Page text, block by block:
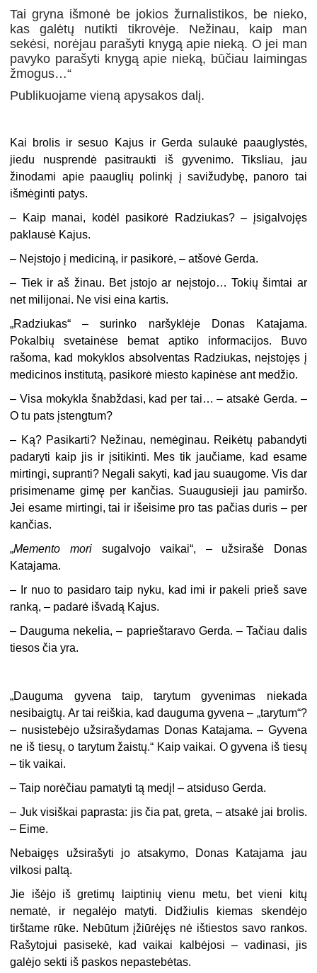
Tai gryna išmonė be jokios žurnalistikos, be nieko,
kas galėtų nutikti tikrovėje. Nežinau, kaip man
sekėsi, norėjau parašyti knygą apie nieką. O jei man
pavyko parašyti knygą apie nieką, būčiau laimingas
žmogus…“
Publikuojame vieną apysakos dalį.
Kai brolis ir sesuo Kajus ir Gerda sulaukė paauglystės,
jiedu nusprendė pasitraukti iš gyvenimo. Tiksliau, jau
žinodami apie paauglių polinkį į savižudybę, panoro tai
išmėginti patys.
– Kaip manai, kodėl pasikorė Radziukas? – įsigalvojęs
paklausė Kajus.
– Neįstojo į mediciną, ir pasikorė, – atšovė Gerda.
– Tiek ir aš žinau. Bet įstojo ar neįstojo… Tokių šimtai ar
net milijonai. Ne visi eina kartis.
„Radziukas“ – surinko naršyklėje Donas Katajama.
Pokalbių svetainėse bemat aptiko informacijos. Buvo
rašoma, kad mokyklos absolventas Radziukas, neįstojęs į
medicinos institutą, pasikorė miesto kapinėse ant medžio.
– Visa mokykla šnabždasi, kad per tai… – atsakė Gerda. –
O tu pats įstengtum?
– Ką? Pasikarti? Nežinau, nemėginau. Reikėtų pabandyti
padaryti kaip jis ir įsitikinti. Mes tik jaučiame, kad esame
mirtingi, supranti? Negali sakyti, kad jau suaugome. Vis dar
prisimename gimę per kančias. Suaugusieji jau pamiršo.
Jei esame mirtingi, tai ir išeisime pro tas pačias duris – per
kančias.
„Memento mori sugalvojo vaikai“, – užsirašė Donas
Katajama.
– Ir nuo to pasidaro taip nyku, kad imi ir pakeli prieš save
ranką, – padarė išvadą Kajus.
– Dauguma nekelia, – paprieštaravo Gerda. – Tačiau dalis
tiesos čia yra.
„Dauguma gyvena taip, tarytum gyvenimas niekada
nesibaigtų. Ar tai reiškia, kad dauguma gyvena – „tarytum“?
– nusistebėjo užsirašydamas Donas Katajama. – Gyvena
ne iš tiesų, o tarytum žaistų.“ Kaip vaikai. O gyvena iš tiesų
– tik vaikai.
– Taip norėčiau pamatyti tą medį! – atsiduso Gerda.
– Juk visiškai paprasta: jis čia pat, greta, – atsakė jai brolis.
– Eime.
Nebaigęs užsirašyti jo atsakymo, Donas Katajama jau
vilkosi paltą.
Jie išėjo iš gretimų laiptinių vienu metu, bet vieni kitų
nematė, ir negalėjo matyti. Didžiulis kiemas skendėjo
tirštame rūke. Nebūtum įžiūrėjęs nė ištiestos savo rankos.
Rašytojui pasisekė, kad vaikai kalbėjosi – vadinasi, jis
galėjo sekti iš paskos nepastebėtas.